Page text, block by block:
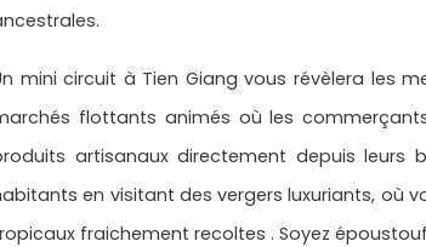
mini circuit à Tien Giang vous révèlera les
flottants animés où les
artisanaux directement depuis leurs
en visitant des vergers luxuriants, où
fraichement recoltes . Soyez